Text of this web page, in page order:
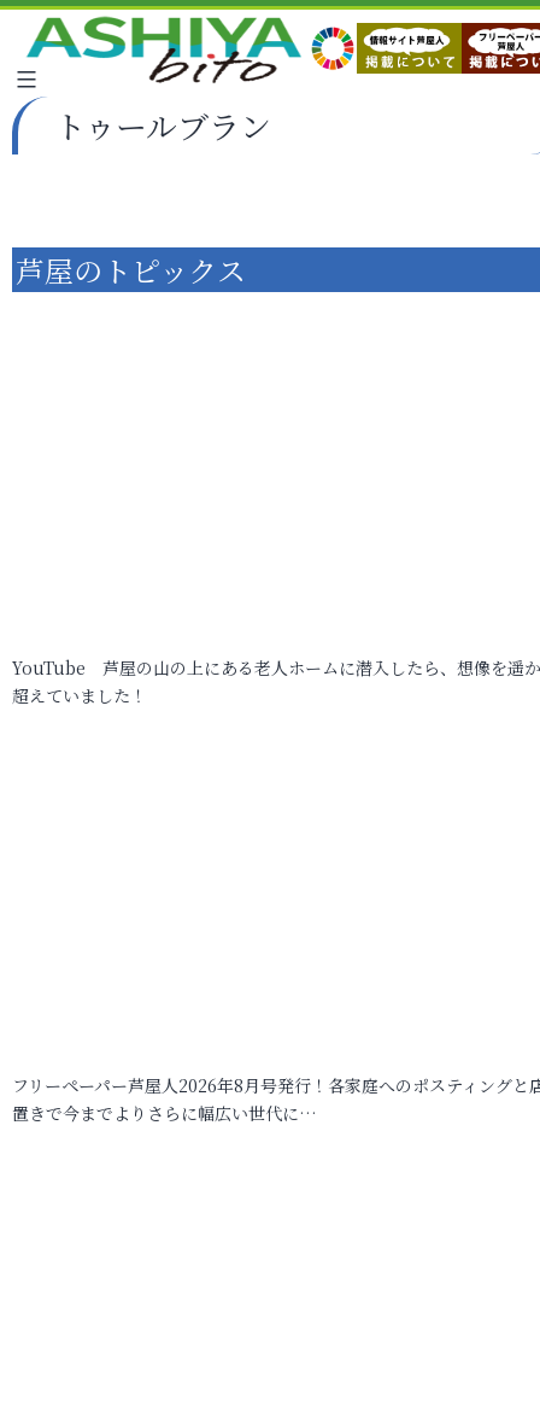
トゥールブラン
芦屋のトピックス
YouTube 芦屋の山の上にある老人ホームに潜入したら、想像を遥
超えていました！
フリーペーパー芦屋人2026年8月号発行！各家庭へのポスティングと
置きで今までよりさらに幅広い世代に…